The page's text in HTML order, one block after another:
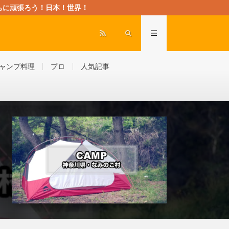
張ろう！日本！世界！
ンプ料理 プロ 人気記事